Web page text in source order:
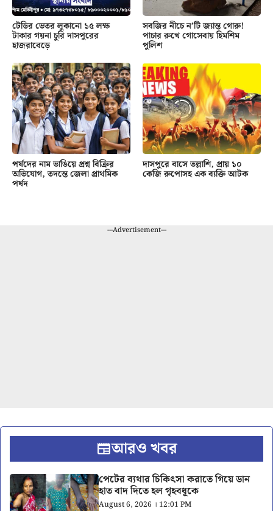
টেডির ভেতর লুকানো ১৫ লক্ষ
টাকার গয়না চুরি দাসপুরের
হাজরাবেড়ে
সবজির নীচে ন’টি জ্যান্ত গোরু!
পাচার রুখে গোসেবায় হিমশিম
পুলিশ
পর্ষদের নাম ভাঙিয়ে প্রশ্ন বিক্রির
অভিযোগ, তদন্তে জেলা প্রাথমিক
পর্ষদ
দাসপুরে বাসে তল্লাশি, প্রায় ১০
কেজি রুপোসহ এক ব্যক্তি আটক
---Advertisement---
আরও খবর
পেটের ব্যথার চিকিৎসা করাতে গিয়ে ডান
হাত বাদ দিতে হল গৃহবধূকে
August 6, 2026 । 12:01 PM